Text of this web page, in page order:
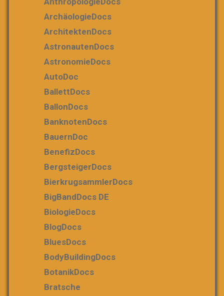
ArchäologieDocs
ArchitektenDocs
AstronautenDocs
AstronomieDocs
AutoDoc
BallettDocs
BallonDocs
BanknotenDocs
BauernDoc
BenefizDocs
BergsteigerDocs
BierkrugsammlerDocs
BigBandDocs DE
BiologieDocs
BlogDocs
BluesDocs
BodyBuildingDocs
BotanikDocs
Bratsche